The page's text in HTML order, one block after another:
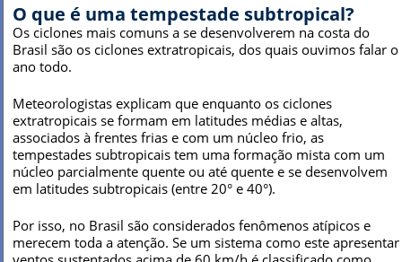
O que é uma tempestade subtropical?
Os ciclones mais comuns a se desenvolverem na costa do
Brasil são os ciclones extratropicais, dos quais ouvimos falar o
ano todo.
Meteorologistas explicam que enquanto os ciclones
extratropicais se formam em latitudes médias e altas,
associados à frentes frias e com um núcleo frio, as
tempestades subtropicais tem uma formação mista com um
núcleo parcialmente quente ou até quente e se desenvolvem
em latitudes subtropicais (entre 20° e 40°).
Por isso, no Brasil são considerados fenômenos atípicos e
merecem toda a atenção. Se um sistema como este apresentar